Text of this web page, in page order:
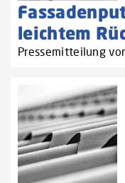
leichtem
Pressemitteilung